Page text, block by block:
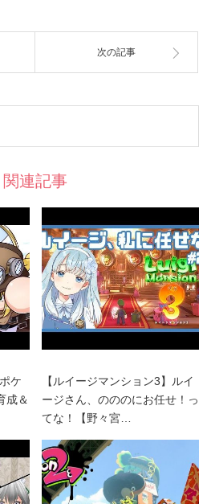
次の記事
関連記事
ケ
成＆
【ルイージマンション3】ルイ
ージさん、のののにお任せ！っ
てな！【野々宮…